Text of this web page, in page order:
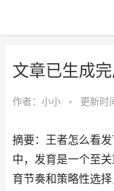
文章已生成完
作者： 小小 • 更新时
摘要：王者怎么看
中，发育是一个至
育节奏和策略性选